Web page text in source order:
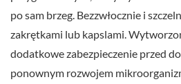
po sam brzeg. Bezzwłocznie i
zakrętkami lub kapslami.
dodatkowe zabezpieczenie przed
ponownym rozwojem